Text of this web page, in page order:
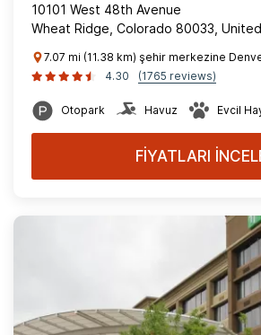
10101 West 48th Avenue
Wheat Ridge, Colorado 80033,
7.07 mi (11.38 km) şehir merkezine
4.30
(1765 reviews)
Otopark Havuz Evcil
FİYATLARI